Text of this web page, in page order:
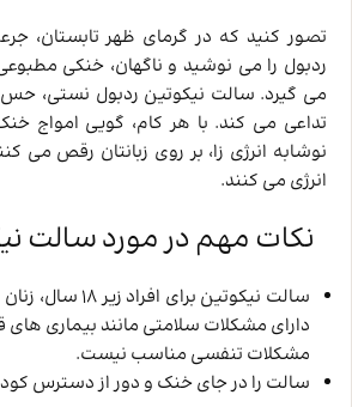
تصور کنید که در گرمای ظهر تابستان،
ردبول را می ‌نوشید و ناگهان، خنکی
می ‌گیرد. سالت نیکوتین ردبول نستی،
تداعی می‌ کند. با هر کام، گویی امواج
نوشابه انرژی ‌زا، بر روی زبانتان رقص می
انرژی می ‌کنند.
نکات مهم در مورد سالت
سالت نیکوتین برای
دارای مشکلات سلامتی مانند بیماری‌ های
مشکلات تنفسی مناسب نیست.
سالت را در جای خنک و دور از دسترس